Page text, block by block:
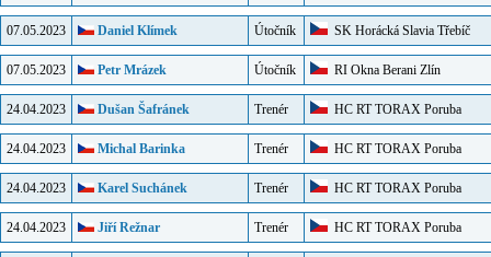
07.05.2023 Daniel Klímek Útočník SK Horácká Slavia Třebíč
07.05.2023 Petr Mrázek Útočník RI Okna Berani Zlín
24.04.2023 Dušan Šafránek Trenér HC RT TORAX Poruba
24.04.2023 Michal Barinka Trenér HC RT TORAX Poruba
24.04.2023 Karel Suchánek Trenér HC RT TORAX Poruba
24.04.2023 Jiří Režnar Trenér HC RT TORAX Poruba